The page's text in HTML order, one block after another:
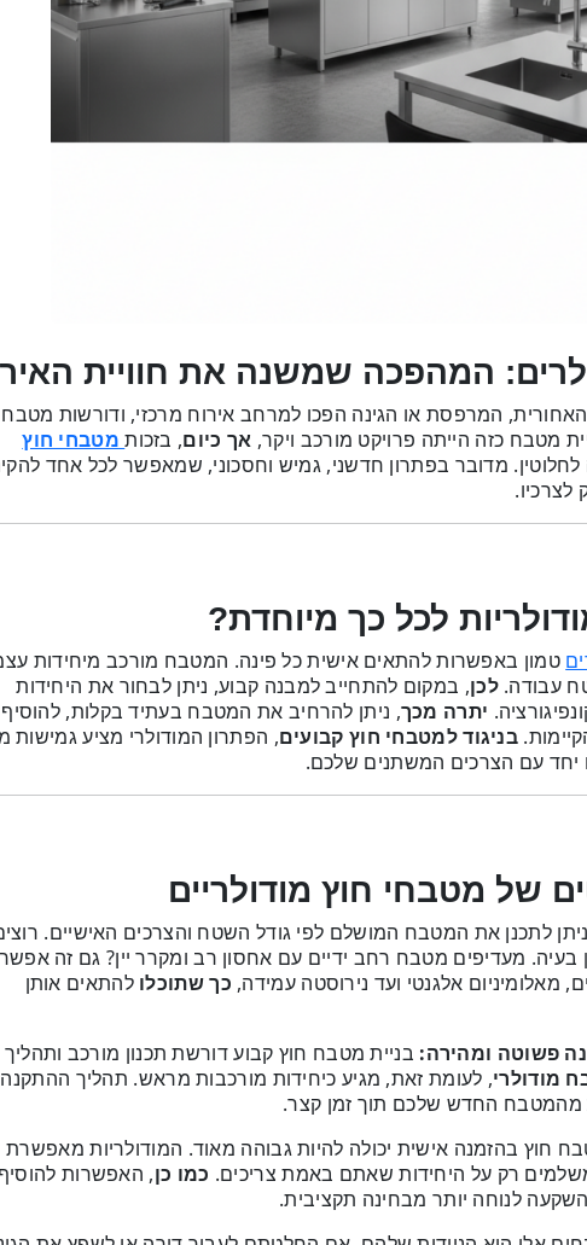
המהפכה שמשנה את חוויית
המרפסת או הגינה הפכו למרחב אירוח מרכזי, ודורשות
מטבח כזה הייתה פרויקט מורכב ויקר, אך כיום, בזכות מטבחי חוץ
מדובר בפתרון חדשני, גמיש וחסכוני, שמאפשר לכל אחד
לכל כך מיוחדת?
טמון באפשרות להתאים אישית כל פינה. המטבח מורכב מיחידות
עבודה.לכן, במקום להתחייב למבנה קבוע, ניתן לבחור את היחידות
יתרה מכך, ניתן להרחיב את המטבח בעתיד בקלות, להוסיף
בניגוד למטבחי חוץ קבועים, הפתרון המודולרי מציע גמישות
עם הצרכים המשתנים שלכם.
של מטבחי חוץ מודולריים
ניתן לתכנן את המטבח המושלם לפי גודל השטח והצרכים האישיים.
בעיה. מעדיפים מטבח רחב ידיים עם אחסון רב ומקרר יין? גם זה
מאלומיניום אלגנטי ועד נירוסטה עמידה, כך שתוכלו להתאים אותן
פשוטה ומהירה: בניית מטבח חוץ קבוע דורשת תכנון מורכב ותהליך
מודולרי, לעומת זאת, מגיע כיחידות מורכבות מראש. תהליך ההתקנה
מהמטבח החדש שלכם תוך זמן קצר.
חוץ בהזמנה אישית יכולה להיות גבוהה מאוד. המודולריות מאפשרת
רק על היחידות שאתם באמת צריכים. כמו כן, האפשרות להוסיף
לנוחה יותר מבחינה תקציבית.